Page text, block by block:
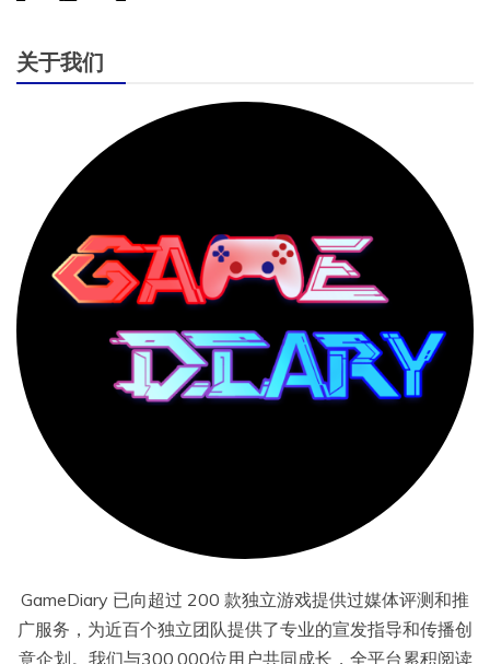
关于我们
GameDiary 已向超过 200 款独立游戏提供过媒体评测和推
广服务，为近百个独立团队提供了专业的宣发指导和传播创
意企划。我们与300,000位用户共同成长，全平台累积阅读